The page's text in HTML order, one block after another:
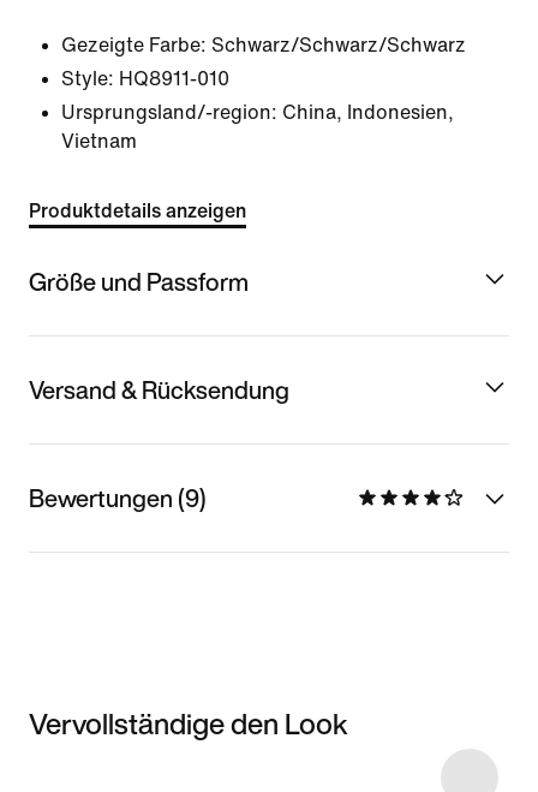
Gezeigte Farbe: Schwarz/Schwarz/Schwarz
Style: HQ8911-010
Ursprungsland/-region: China, Indonesien,
Vietnam
Produktdetails anzeigen
Größe und Passform
Versand & Rücksendung
Bewertungen (9)
Vervollständige den Look